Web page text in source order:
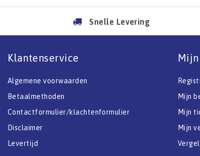
Snelle Levering
Klantenservice
Algemene voorwaarden
Betaalmethoden
Contactformulier/klachtenformulier
Disclaimer
Levertijd
Mijn
Mijn
Mijn